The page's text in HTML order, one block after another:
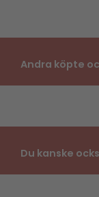
Andra köpte
Du kanske